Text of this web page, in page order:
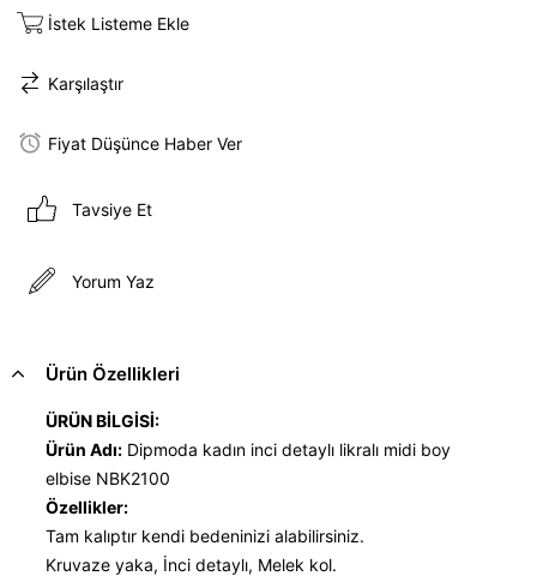
İstek Listeme Ekle
Karşılaştır
Fiyat Düşünce Haber Ver
Tavsiye Et
Yorum Yaz
Ürün Özellikleri
ÜRÜN BİLGİSİ:
Ürün Adı: Dipmoda kadın inci detaylı likralı midi boy
elbise NBK2100
Özellikler:
Tam kalıptır kendi bedeninizi alabilirsiniz.
Kruvaze yaka, İnci detaylı, Melek kol.